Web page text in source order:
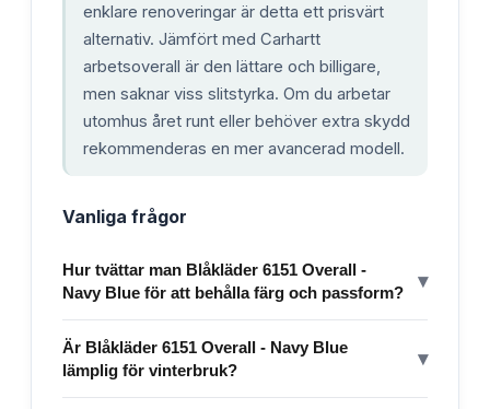
enklare renoveringar är detta ett prisvärt
alternativ. Jämfört med Carhartt
arbetsoverall är den lättare och billigare,
men saknar viss slitstyrka. Om du arbetar
utomhus året runt eller behöver extra skydd
rekommenderas en mer avancerad modell.
Vanliga frågor
Hur tvättar man Blåkläder 6151 Overall -
Navy Blue för att behålla färg och passform?
▾
Är Blåkläder 6151 Overall - Navy Blue
lämplig för vinterbruk?
▾